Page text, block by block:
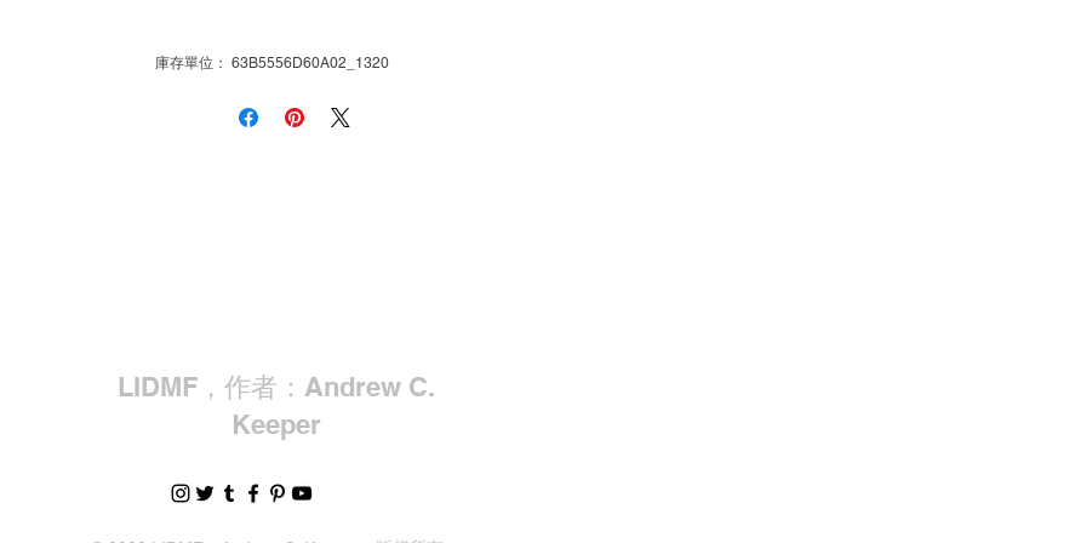
庫存單位： 63B5556D60A02_1320
LIDMF，作者：Andrew C.
Keeper